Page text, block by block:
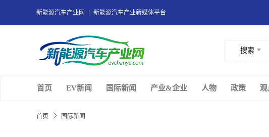
新能源汽车产业网 新能源汽车产业新媒体平台
搜索
首页 EV新闻 国际新闻 产业&企业 人物 政策
首页 国际新闻